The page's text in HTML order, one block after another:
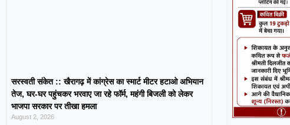
सरस्वती संकेत :: खैरागढ़ में कांग्रेस का स्मार्ट मीटर हटाओ अभियान
तेज, घर-घर पहुंचकर भरवाए जा रहे फॉर्म, महंगी बिजली को लेकर
भाजपा सरकार पर तीखा हमला
August 2, 2026